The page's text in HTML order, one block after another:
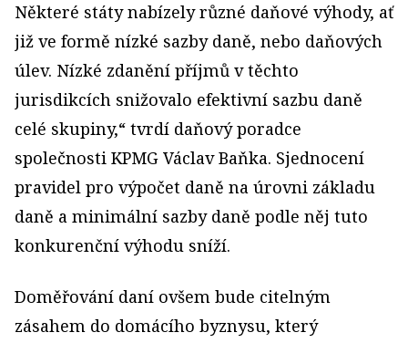
Některé státy nabízely různé daňové výhody, ať
již ve formě nízké sazby daně, nebo daňových
úlev. Nízké zdanění příjmů v těchto
jurisdikcích snižovalo efektivní sazbu daně
celé skupiny,“ tvrdí daňový poradce
společnosti KPMG Václav Baňka. Sjednocení
pravidel pro výpočet daně na úrovni základu
daně a minimální sazby daně podle něj tuto
konkurenční výhodu sníží.
Doměřování daní ovšem bude citelným
zásahem do domácího byznysu, který